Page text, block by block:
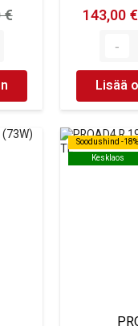
€ 143,00 €
Lisää
Soodushind -18%
Kesklaos
Soodushind -18%
Kesklaos